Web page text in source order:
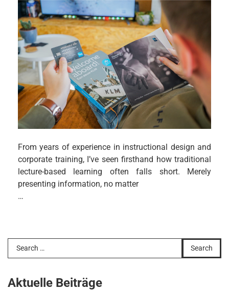
From years of experience in instructional design and
corporate training, I’ve seen firsthand how traditional
lecture-based learning often falls short. Merely
presenting information, no matter
…
Search
for:
Aktuelle Beiträge